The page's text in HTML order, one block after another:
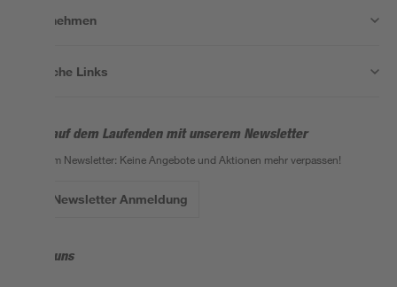
Unternehmen
Nützliche Links
Bleib auf dem Laufenden mit unserem Newsletter
Der toom Newsletter: Keine Angebote und Aktionen mehr verpassen!
Zur Newsletter Anmeldung
Folge uns